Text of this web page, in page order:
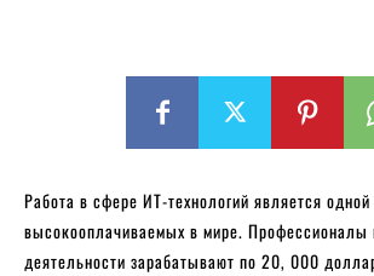
Работа в сфере ИТ-технологий является
высокооплачиваемых в мире. Профессионалы
деятельности зарабатывают по 20, 000